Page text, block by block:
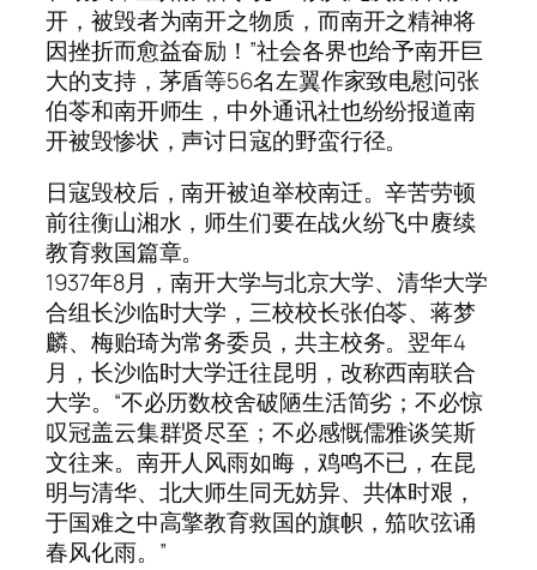
开，被毁者为南开之物质，而南开之精神将
因挫折而愈益奋励！”社会各界也给予南开巨
大的支持，茅盾等56名左翼作家致电慰问张
伯苓和南开师生，中外通讯社也纷纷报道南
开被毁惨状，声讨日寇的野蛮行径。
日寇毁校后，南开被迫举校南迁。辛苦劳顿
前往衡山湘水，师生们要在战火纷飞中赓续
教育救国篇章。
1937年8月，南开大学与北京大学、清华大学
合组长沙临时大学，三校校长张伯苓、蒋梦
麟、梅贻琦为常务委员，共主校务。翌年4
月，长沙临时大学迁往昆明，改称西南联合
大学。“不必历数校舍破陋生活简劣；不必惊
叹冠盖云集群贤尽至；不必感慨儒雅谈笑斯
文往来。南开人风雨如晦，鸡鸣不已，在昆
明与清华、北大师生同无妨异、共体时艰，
于国难之中高擎教育救国的旗帜，笳吹弦诵
春风化雨。”